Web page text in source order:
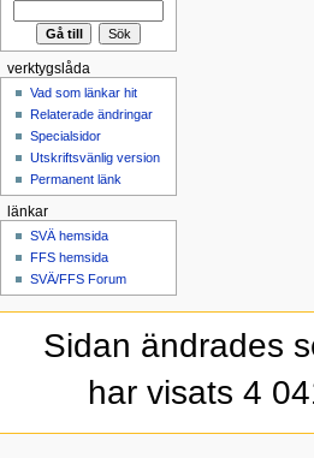
verktygslåda
Vad som länkar hit
Relaterade ändringar
Specialsidor
Utskriftsvänlig version
Permanent länk
länkar
SVÄ hemsida
FFS hemsida
SVÄ/FFS Forum
Sidan ändrades
har visats 4